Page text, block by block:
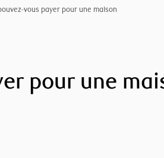
vous payer pour une maison
pour une